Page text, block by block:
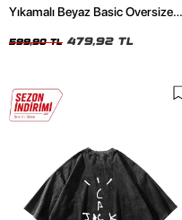
Yıkamalı Beyaz Basic Oversize
599,90 TL 479,92 TL